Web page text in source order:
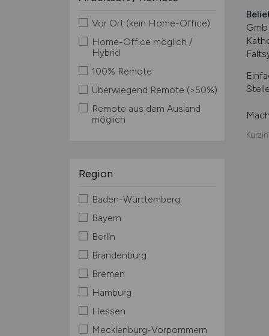
Vor Ort (kein Home-Office)
Home-Office möglich /
Hybrid
100% Remote
Überwiegend Remote (>50%)
Remote aus dem Ausland
möglich
Region
Baden-Württemberg
Bayern
Berlin
Brandenburg
Bremen
Hamburg
Hessen
Mecklenburg-Vorpommern